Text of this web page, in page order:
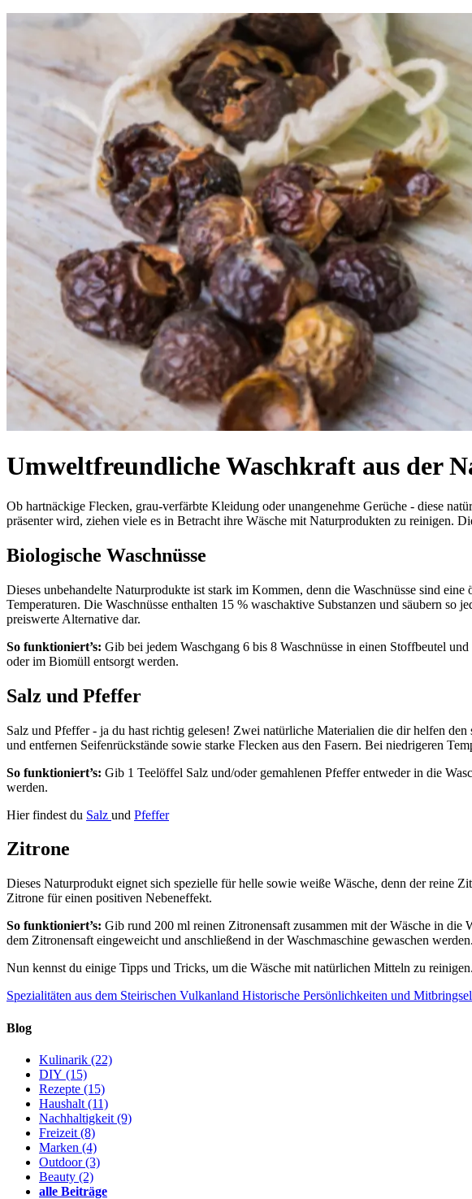
Umweltfreundliche Waschkraft aus der
Ob hartnäckige Flecken, grau-verfärbte Kleidung oder unangenehme Gerüche - diese
präsenter wird, ziehen viele es in Betracht ihre Wäsche mit Naturprodukten zu reinigen.
Biologische Waschnüsse
Dieses unbehandelte Naturprodukte ist stark im Kommen, denn die Waschnüsse sind
Temperaturen. Die Waschnüsse enthalten 15 % waschaktive Substanzen und säubern
preiswerte Alternative dar.
So funktioniert’s: Gib bei jedem Waschgang 6 bis 8 Waschnüsse in einen Stoffbeutel
oder im Biomüll entsorgt werden.
Salz und Pfeffer
Salz und Pfeffer - ja du hast richtig gelesen! Zwei natürliche Materialien die dir helfen
und entfernen Seifenrückstände sowie starke Flecken aus den Fasern. Bei niedrigeren
So funktioniert’s: Gib 1 Teelöffel Salz und/oder gemahlenen Pfeffer entweder in die
werden.
Hier findest du Salz und Pfeffer
Zitrone
Dieses Naturprodukt eignet sich spezielle für helle sowie weiße Wäsche, denn der reine
Zitrone für einen positiven Nebeneffekt.
So funktioniert’s: Gib rund 200 ml reinen Zitronensaft zusammen mit der Wäsche in
dem Zitronensaft eingeweicht und anschließend in der Waschmaschine gewaschen werden.
Nun kennst du einige Tipps und Tricks, um die Wäsche mit natürlichen Mitteln zu
Spezialitäten aus dem Steirischen Vulkanland Historische Persönlichkeiten und Mitbringsel
Blog
Kulinarik (22)
DIY (15)
Rezepte (15)
Haushalt (11)
Nachhaltigkeit (9)
Freizeit (8)
Marken (4)
Outdoor(3)
Beauty (2)
alle Beiträge